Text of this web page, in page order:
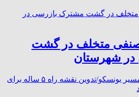
متخلف در گشت
شهرستان